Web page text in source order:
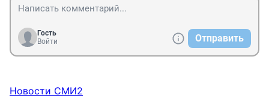
Гость
Войти
Отправить
Новости СМИ2